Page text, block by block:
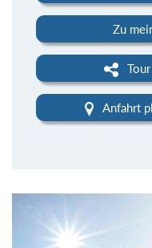
Zu
Anfahrt